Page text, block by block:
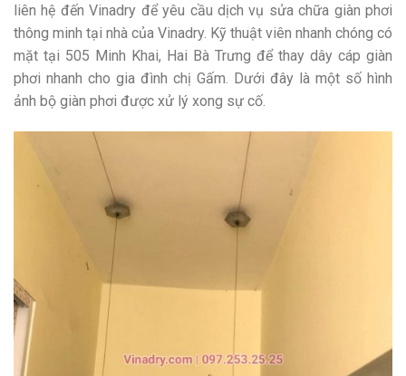
liên hệ đến Vinadry để yêu cầu dịch vụ sửa chữa giàn phơi
thông minh tại nhà của Vinadry. Kỹ thuật viên nhanh chóng có
mặt tại 505 Minh Khai, Hai Bà Trưng để thay dây cáp giàn
phơi nhanh cho gia đình chị Gấm. Dưới đây là một số hình
ảnh bộ giàn phơi được xử lý xong sự cố.